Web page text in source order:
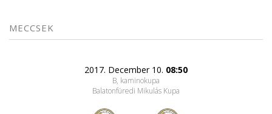
MECCSEK
2017. December 10. 08:50
B, kaminokupa
Balatonfüredi Mikulás Kupa